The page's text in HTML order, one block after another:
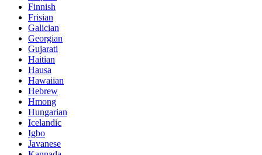
Finnish
Frisian
Galician
Georgian
Gujarati
Haitian
Hausa
Hawaiian
Hebrew
Hmong
Hungarian
Icelandic
Igbo
Javanese